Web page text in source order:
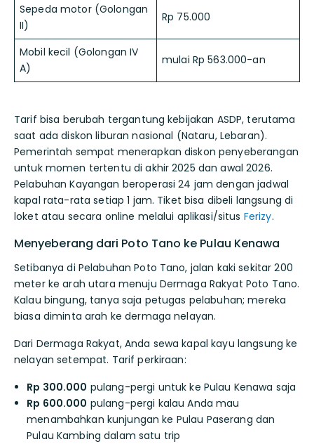
Sepeda motor (Golongan
II)
Rp 75.000
Mobil kecil (Golongan IV
A)
mulai Rp 563.000-an
Tarif bisa berubah tergantung kebijakan ASDP, terutama
saat ada diskon liburan nasional (Nataru, Lebaran).
Pemerintah sempat menerapkan diskon penyeberangan
untuk momen tertentu di akhir 2025 dan awal 2026.
Pelabuhan Kayangan beroperasi 24 jam dengan jadwal
kapal rata-rata setiap 1 jam. Tiket bisa dibeli langsung di
loket atau secara online melalui aplikasi/situs Ferizy.
Menyeberang dari Poto Tano ke Pulau Kenawa
Setibanya di Pelabuhan Poto Tano, jalan kaki sekitar 200
meter ke arah utara menuju Dermaga Rakyat Poto Tano.
Kalau bingung, tanya saja petugas pelabuhan; mereka
biasa diminta arah ke dermaga nelayan.
Dari Dermaga Rakyat, Anda sewa kapal kayu langsung ke
nelayan setempat. Tarif perkiraan:
Rp 300.000 pulang-pergi untuk ke Pulau Kenawa saja
Rp 600.000 pulang-pergi kalau Anda mau
menambahkan kunjungan ke Pulau Paserang dan
Pulau Kambing dalam satu trip